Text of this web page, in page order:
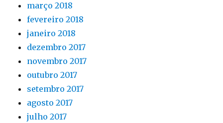
março 2018
fevereiro 2018
janeiro 2018
dezembro 2017
novembro 2017
outubro 2017
setembro 2017
agosto 2017
julho 2017